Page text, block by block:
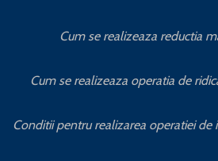
Cum se realizeaza reductia
Cum se realizeaza operatia de
Conditii pentru realizarea operatiei